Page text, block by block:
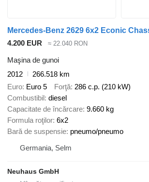
Mercedes-Benz 2629 6x2 Econic
4.200 EUR
≈ 22.040 RON
Maşina de gunoi
2012
266.518 km
Euro Euro 5 Forţă 286 c.p. (210 kW)
Combustibil diesel
Capacitate de încărcare 9.660 kg
Formula roţilor 6x2
Bară de suspensie pneumo/pneumo
Germania, Selm
Neuhaus GmbH